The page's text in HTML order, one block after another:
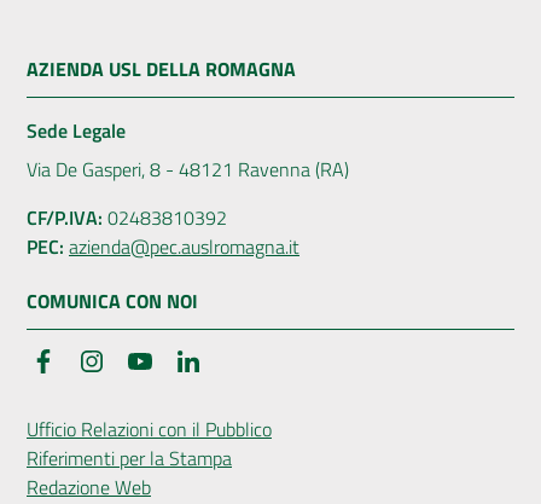
AZIENDA USL DELLA ROMAGNA
Sede Legale
Via De Gasperi, 8 - 48121 Ravenna (RA)
CF/P.IVA: 02483810392
PEC: azienda@pec.auslromagna.it
COMUNICA CON NOI
FacebookInstagramYouTube
Ufficio Relazioni con il Pubblico
Riferimenti per la Stampa
Redazione Web